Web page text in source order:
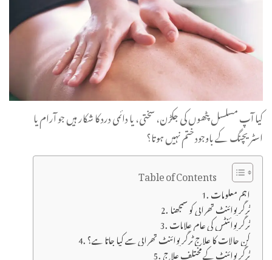
کیا آپ مسلسل پٹھوں کی جکڑن، سختی، یا دائمی درد کا شکار ہیں جو آرام یا
اسٹریچنگ کے باوجود ختم نہیں ہوتا؟
Table of Contents
اہم معلومات
ٹرگر پوائنٹ تھراپی کو سمجھنا
ٹرگر پوائنٹس کی عام علامات
کن حالات کا علاج ٹرگر پوائنٹ تھراپی سے کیا جاتا ہے؟
ٹرگر پوائنٹ کے مختلف علاج